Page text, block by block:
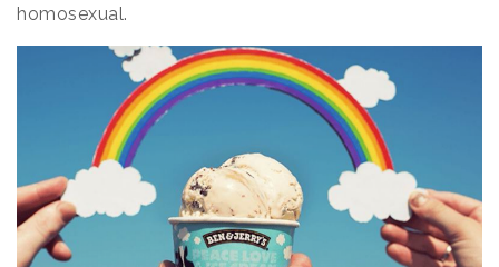
homosexual.